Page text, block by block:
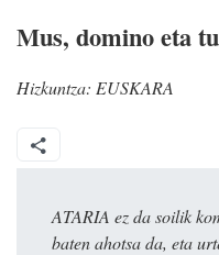
Mus, domino eta
Hizkuntza: EUSKARA
ATARIA ez da soilik
baten ahotsa da, eta